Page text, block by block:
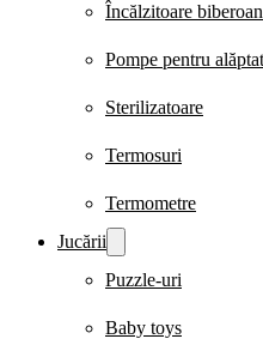
Încălzitoare
Pompe pentru alăptat
Sterilizatoare
Termosuri
Termometre
Jucării
Puzzle-uri
Baby toys